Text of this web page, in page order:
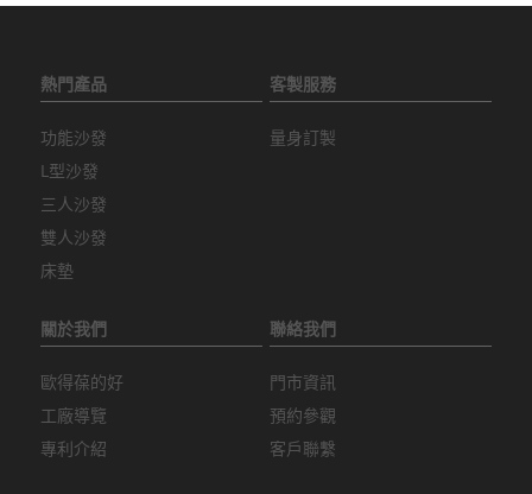
熱門產品
功能沙發
L型沙發
三人沙發
雙人沙發
床墊
客製服務
量身訂製
關於我們
歐得葆的好
工廠導覽
專利介紹
聯絡我們
門市資訊
預約參觀
客戶聯繫